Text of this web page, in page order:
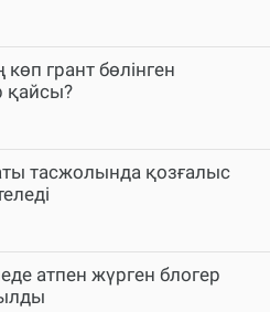
грант бөлінген
қайсы?
тасжолында қозғалыс
атпен жүрген блогер